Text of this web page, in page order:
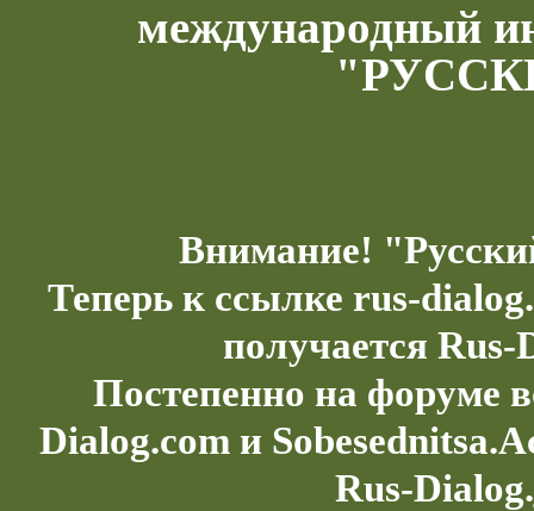
международный
Внимание!
Теперь к ссылке rus-
получается Rus-
Постепенно на форуме
Dialog.com и
Rus-Dialog.